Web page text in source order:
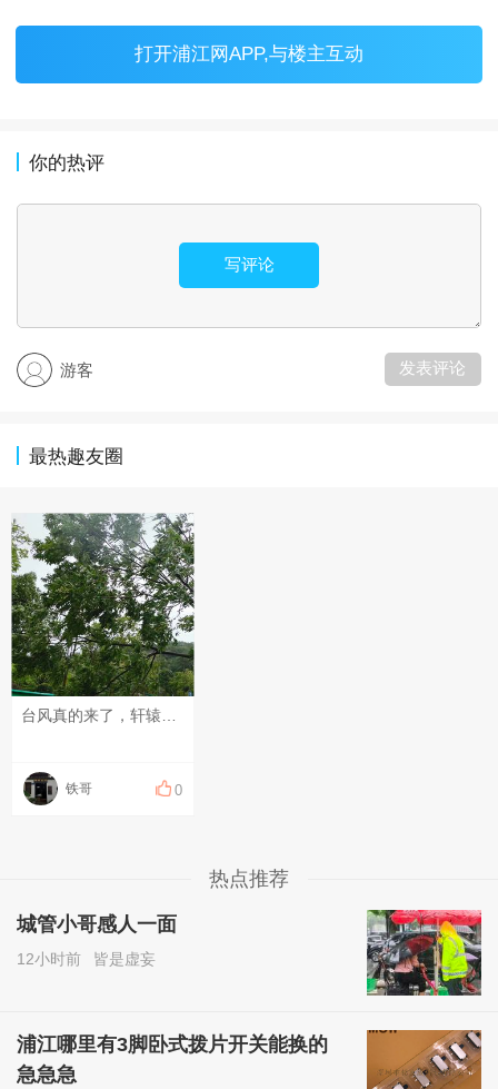
打开浦江网APP,与楼主互动
你的热评
写评论
游客 发表评论
最热趣友圈
台风真的来了，轩辕宫附近公路上一棵大树吹断了，大家注意安全，慢慢开还是可以过。
铁哥 0
热点推荐
城管小哥感人一面
12小时前 皆是虚妄
浦江哪里有3脚卧式拨片开关能换的
急急急